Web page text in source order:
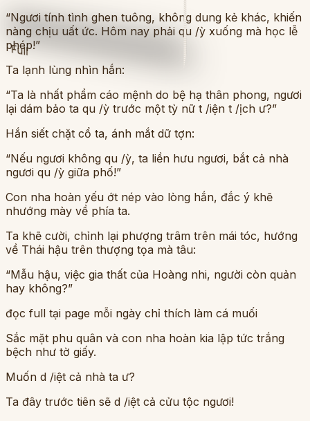
Full
“Ngươi tính tình ghen tuông, không dung kẻ khác, khiến
nàng chịu uất ức. Hôm nay phải qu /ỳ xuống mà học lễ
phép!”
Ta lạnh lùng nhìn hắn:
“Ta là nhất phẩm cáo mệnh do bệ hạ thân phong, ngươi
lại dám bảo ta qu /ỳ trước một tỳ nữ t /iện t /ịch ư?”
Hắn siết chặt cổ ta, ánh mắt dữ tợn:
“Nếu ngươi không qu /ỳ, ta liền hưu ngươi, bắt cả nhà
ngươi qu /ỳ giữa phố!”
Con nha hoàn yếu ớt nép vào lòng hắn, đắc ý khẽ
nhướng mày về phía ta.
Ta khẽ cười, chỉnh lại phượng trâm trên mái tóc, hướng
về Thái hậu trên thượng tọa mà tâu:
“Mẫu hậu, việc gia thất của Hoàng nhi, người còn quản
hay không?”
đọc full tại page mỗi ngày chỉ thích làm cá muối
Sắc mặt phu quân và con nha hoàn kia lập tức trắng
bệch như tờ giấy.
Muốn d /iệt cả nhà ta ư?
Ta đây trước tiên sẽ d /iệt cả cửu tộc ngươi!